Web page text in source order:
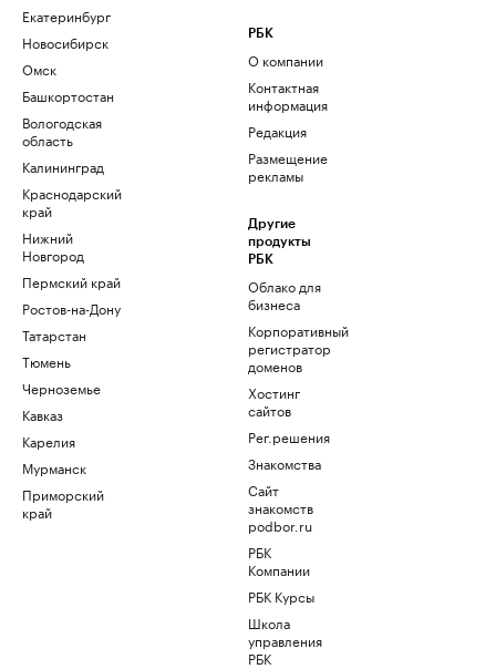
Екатеринбург
Новосибирск
Омск
Башкортостан
Вологодская
область
Калининград
Краснодарский
край
Нижний
Новгород
Пермский край
Ростов-на-Дону
Татарстан
Тюмень
Черноземье
Кавказ
Карелия
Мурманск
Приморский
край
РБК
О компании
Контактная
информация
Редакция
Размещение
рекламы
Другие
продукты
РБК
Облако для
бизнеса
Корпоративный
регистратор
доменов
Хостинг
сайтов
Рег.решения
Знакомства
Сайт
знакомств
podbor.ru
РБК
Компании
РБК Курсы
Школа
управления
РБК